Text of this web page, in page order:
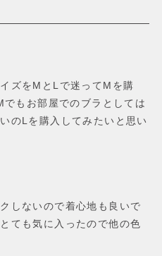
ズをMとLで迷ってMを購
もお部屋でのブラとしては
のLを購入してみたいと思い
しないので着心地も良いで
ても気に入ったので他の色